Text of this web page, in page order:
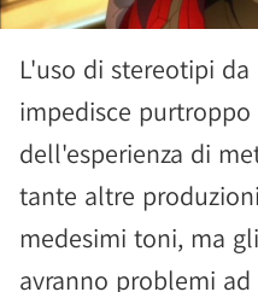
L'uso di stereotipi
impedisce
dell'esperienza di
tante altre
medesimi toni, ma
avranno problemi